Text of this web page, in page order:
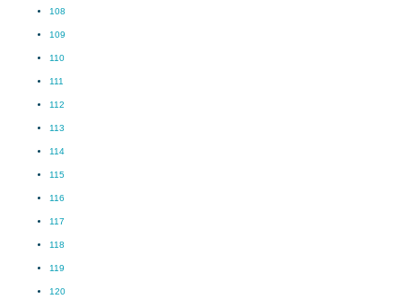
108
109
110
111
112
113
114
115
116
117
118
119
120